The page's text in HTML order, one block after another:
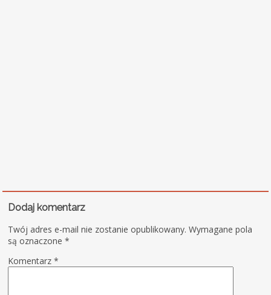
Dodaj komentarz
Twój adres e-mail nie zostanie opublikowany. Wymagane pola
są oznaczone*
Komentarz*